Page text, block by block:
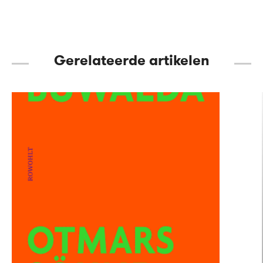
Gerelateerde artikelen